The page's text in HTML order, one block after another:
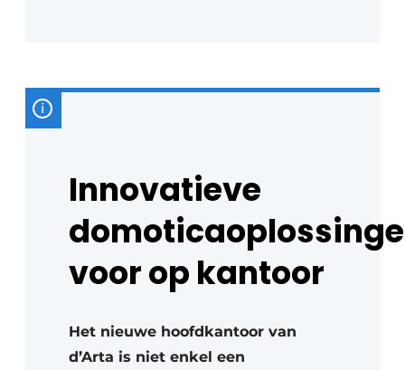
Innovatieve
voor op kantoor
Het nieuwe hoofdkantoor van
d’Arta is niet enkel een